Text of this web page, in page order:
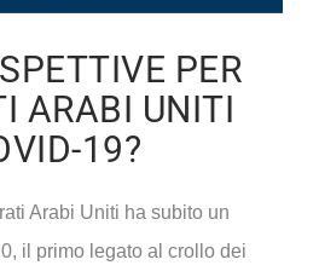
PER
ARABI UNITI
19?
Arabi Uniti ha subito un
il primo legato al crollo dei